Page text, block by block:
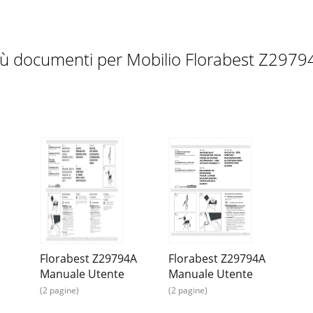
documenti per Mobilio Florabest
Florabest Z29794A
Manuale Utente
(2 pagine)
Florabest Z29794A
Manuale Utente
(2 pagine)